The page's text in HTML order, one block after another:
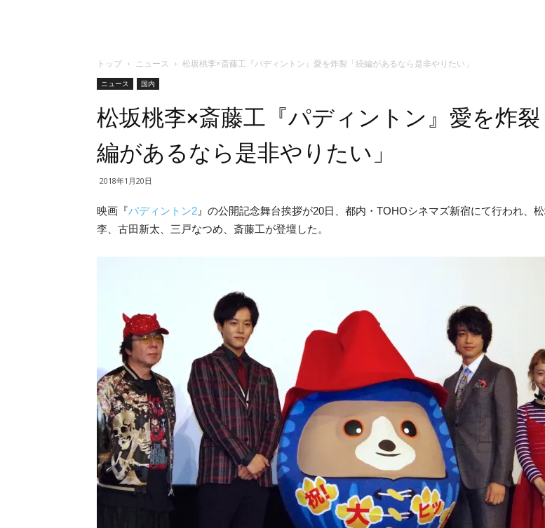
トップ ニュース 松坂桃李×斎藤工『パディントン』愛を炸裂「続編があるなら是非やりたい」
ニュース 国内
松坂桃李×斎藤工『パディントン』愛を炸裂
編があるなら是非やりたい」
2018年1月20日
映画『パディントン2 』の公開記念舞台挨拶が20日、都内・ TOHOシネマズ新宿にて行われ、
李、古田新太、三戸なつめ、斎藤工が登壇した。